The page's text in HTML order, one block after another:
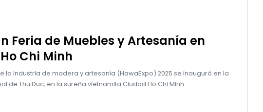
Feria de Muebles y Artesanía en
Chi Minh
la industria de madera y artesanía (HawaExpo) 2025 se inauguró en la
de Thu Duc, en la sureña vietnamita Ciudad Ho Chi Minh.